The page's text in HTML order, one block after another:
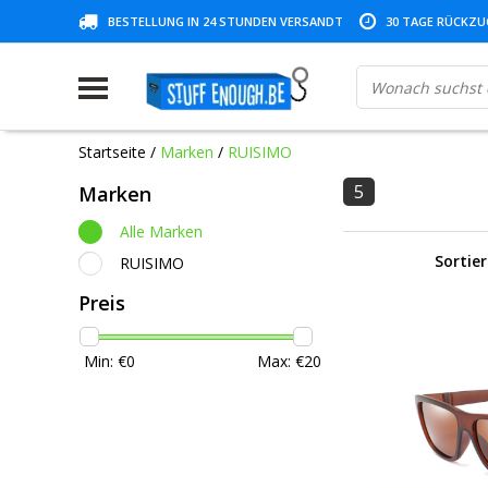
BESTELLUNG IN 24 STUNDEN VERSANDT 30 TAGE
Startseite / Marken / RUISIMO
Marken
Alle Marken
RUISIMO
Preis
Min: €0 Max: €20
5